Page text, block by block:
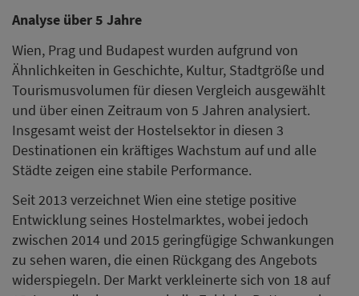
Analyse über 5 Jahre
Wien, Prag und Budapest wurden aufgrund von
Ähnlichkeiten in Geschichte, Kultur, Stadtgröße und
Tourismusvolumen für diesen Vergleich ausgewählt
und über einen Zeitraum von 5 Jahren analysiert.
Insgesamt weist der Hostelsektor in diesen 3
Destinationen ein kräftiges Wachstum auf und alle
Städte zeigen eine stabile Performance.
Seit 2013 verzeichnet Wien eine stetige positive
Entwicklung seines Hostelmarktes, wobei jedoch
zwischen 2014 und 2015 geringfügige Schwankungen
zu sehen waren, die einen Rückgang des Angebots
widerspiegeln. Der Markt verkleinerte sich von 18 auf